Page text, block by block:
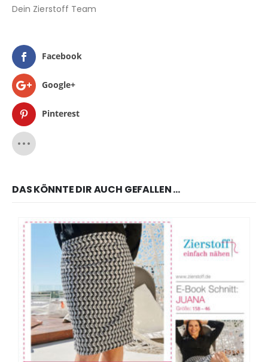
Dein Zierstoff Team
Facebook
Google+
Pinterest
DAS KÖNNTE DIR AUCH GEFALLEN …